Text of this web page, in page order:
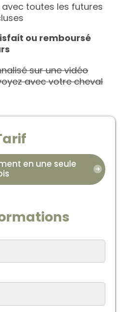
avec toutes les futures
ou remboursé
sur une vidéo
avec votre cheval
en une seule